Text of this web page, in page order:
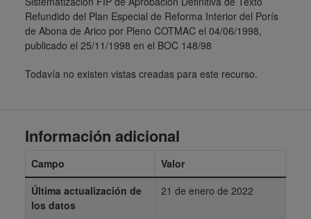
Refundido del Plan Especial de Reforma Interior del Porís
de Abona de Arico por Pleno COTMAC el 04/06/1998,
publicado el 25/11/1998 en el BOC 148/98
Todavía no existen vistas creadas para este recurso.
Información adicional
Campo
Valor
Última actualización de
los datos
21 de enero de 2022